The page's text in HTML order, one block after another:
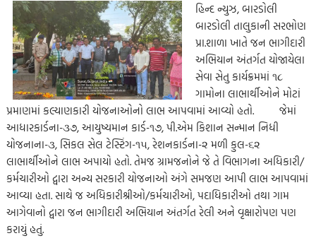
હિન્દ ન્યુઝ, બારડોલી
બારડોલી તાલુકાની સરભોણ
પ્રા.શાળા ખાતે જન ભાગીદારી
અભિયાન અંતર્ગત યોજાયેલા
સેવા સેતુ કાર્યક્રમમાં ૧૮
ગામોના લાભાર્થીઓને મોટાં
પ્રમાણમાં કલ્યાણકારી યોજનાઓનો લાભ આપવામાં આવ્યો હતો. જેમાં
આધારકાર્ડના-૩૭, આયુષ્યમાન કાર્ડ-૧૭, પી.એમ કિશાન સન્માન નિધી
યોજનાના-૩, સિકલ સેલ ટેસ્ટિંગ-૧૫, રેશનકાર્ડના-૨ મળી કુલ-૬૨
લાભાર્થીઓને લાભ અપાયો હતો. તેમજ ગ્રામજનોને જે તે વિભાગના અધિકારી/
કર્મચારીઓ દ્વારા અન્ય સરકારી યોજનાઓ અંગે સમજણ આપી લાભ આપવામાં
આવ્યા હતા. સાથે જ અધિકારીશ્રીઓ/કર્મચારીઓ, પદાધિકારીઓ તથા ગામ
આગેવાનો દ્વારા જન ભાગીદારી અભિયાન અંતર્ગત રેલી અને વૃક્ષારોપણ પણ
કરાયું હતું.